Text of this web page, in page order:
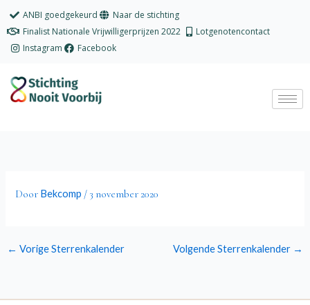
ANBI goedgekeurd
Naar de stichting
Finalist Nationale Vrijwilligerprijzen 2022
Lotgenotencontact
Instagram
Facebook
Door Bekcomp / 3 november 2020
← Vorige Sterrenkalender Volgende Sterrenkalender →